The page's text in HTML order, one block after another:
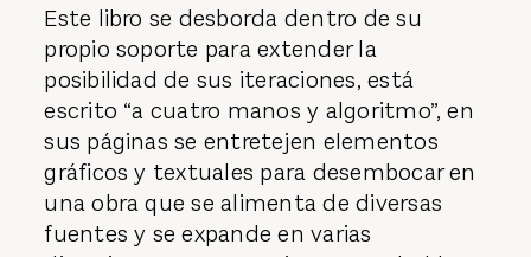
Este libro se desborda dentro de su
propio soporte para extender la
posibilidad de sus iteraciones, está
escrito “a cuatro manos y algoritmo”, en
sus páginas se entretejen elementos
gráficos y textuales para desembocar en
una obra que se alimenta de diversas
fuentes y se expande en varias